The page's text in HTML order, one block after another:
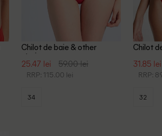
Chilot de baie & other
stories, rosu
25.47 lei 59.00 lei
RRP: 115.00 lei
34
Chilot
31.85 lei
RRP:
32